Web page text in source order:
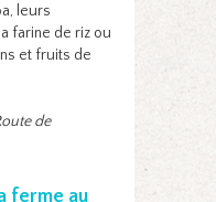
leurs
farine de riz ou
et fruits de
de
ferme au